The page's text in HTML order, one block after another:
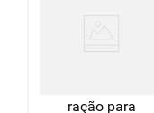
ração para